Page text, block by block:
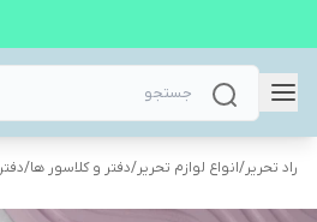
راد تحریر/انواع لوازم تحریر/دفتر و کلاسور ها/دفتر